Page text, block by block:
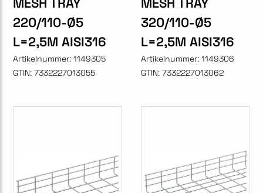
220/110-Ø5
L=2,5M AISI316
Artikelnummer: 1149305
GTIN: 7332227013055
320/110-Ø5
L=2,5M AISI316
Artikelnummer: 1149306
GTIN: 7332227013062